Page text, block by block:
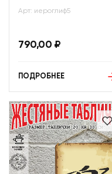
Арт: иероглиф5
790,00 ₽
ПОДРОБНЕЕ